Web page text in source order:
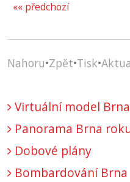
«« předchozí
Nahoru•Zpět•Tisk•
Virtuální model Brna
Panorama Brna
Dobové plány
Bombardování Brna